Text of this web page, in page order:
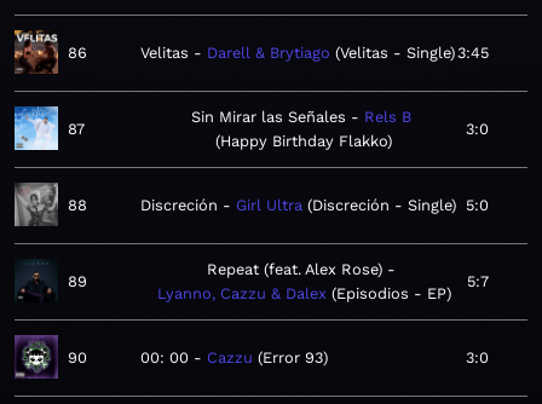
86 Velitas Darell & Brytiago Velitas - Single 3:45
87
Sin Mirar las Señales
Rels B
Happy Birthday Flakko
3:0
88 Discreción Girl Ultra Discreción - Single 5:0
89
Repeat (feat. Alex Rose)
Lyanno, Cazzu & Dalex Episodios - EP
5:7
90 00: 00 Cazzu Error 93 3:0